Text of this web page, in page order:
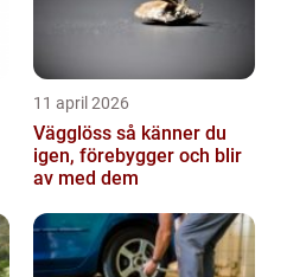
11 april 2026
Vägglöss så känner du
igen, förebygger och blir
av med dem